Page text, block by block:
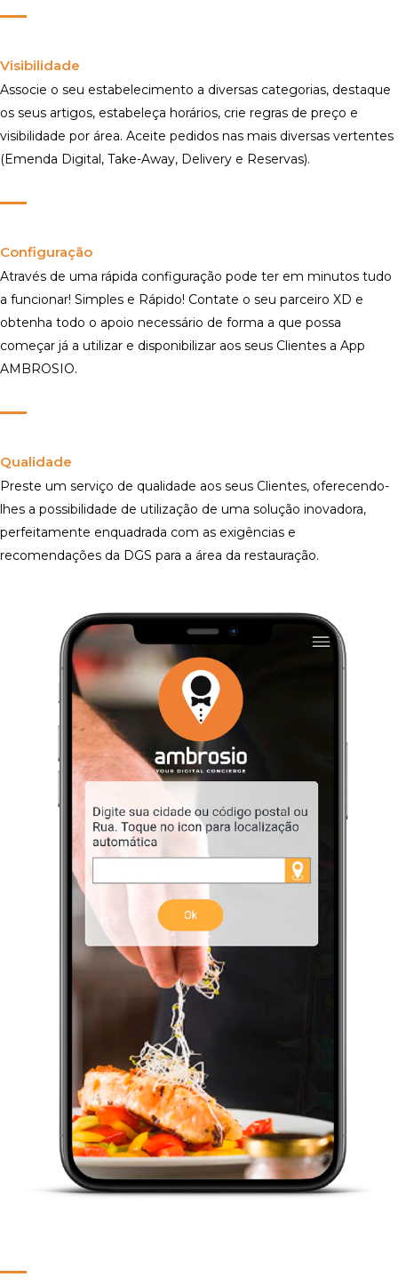
Visibilidade
Associe o seu estabelecimento a diversas categorias, destaque
os seus artigos, estabeleça horários, crie regras de preço e
visibilidade por área. Aceite pedidos nas mais diversas vertentes
(Emenda Digital, Take-Away, Delivery e Reservas).
Configuração
Através de uma rápida configuração pode ter em minutos tudo
a funcionar! Simples e Rápido! Contate o seu parceiro XD e
obtenha todo o apoio necessário de forma a que possa
começar já a utilizar e disponibilizar aos seus Clientes a App
AMBROSIO.
Qualidade
Preste um serviço de qualidade aos seus Clientes, oferecendo-
lhes a possibilidade de utilização de uma solução inovadora,
perfeitamente enquadrada com as exigências e
recomendações da DGS para a área da restauração.